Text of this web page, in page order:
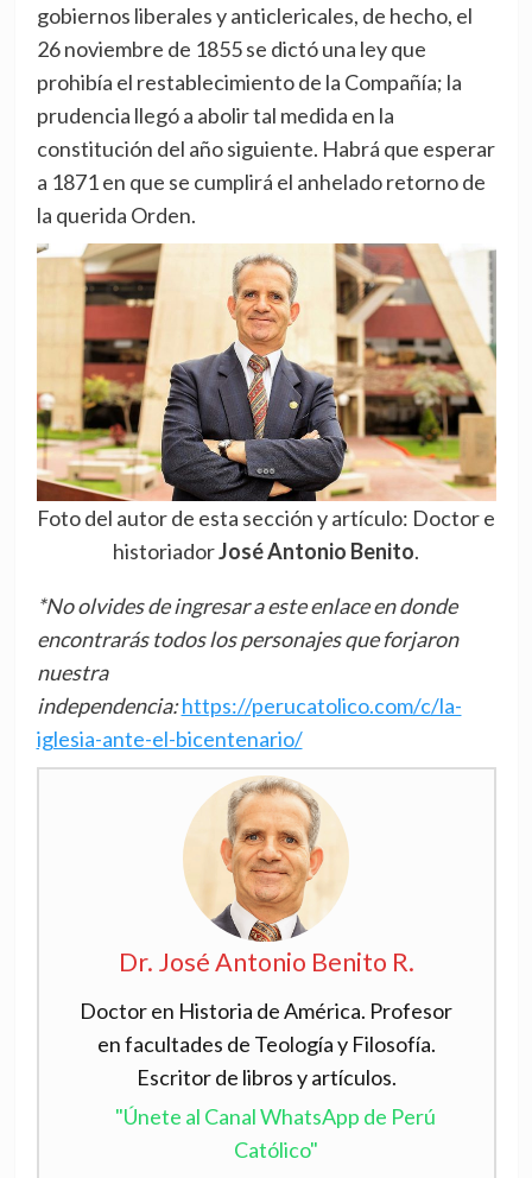
gobiernos liberales y anticlericales, de hecho, el
26 noviembre de 1855 se dictó una ley que
prohibía el restablecimiento de la Compañía; la
prudencia llegó a abolir tal medida en la
constitución del año siguiente. Habrá que esperar
a 1871 en que se cumplirá el anhelado retorno de
la querida Orden.
Foto del autor de esta sección y artículo: Doctor e
historiadorJosé Antonio Benito.
*No olvides de ingresar a este enlace en donde
encontrarás todos los personajes que forjaron
nuestra
independencia:https://perucatolico.com/c/la-
iglesia-ante-el-bicentenario/
Dr. José Antonio Benito R.
Doctor en Historia de América. Profesor
en facultades de Teología y Filosofía.
Escritor de libros y artículos.
"Únete al Canal WhatsApp de Perú
Católico"